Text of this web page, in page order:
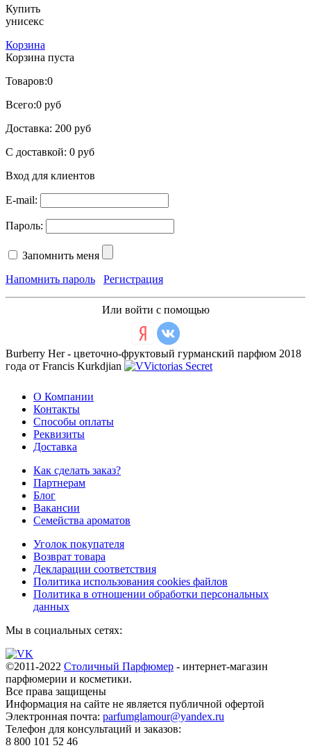
Купить
унисекс
Корзина
Корзина пуста
Товаров:0
Всего:0 руб
Доставка: 200 руб
С доставкой: 0 руб
Вход для клиентов
E-mail:
Пароль:
Запомнить меня
Напомнить пароль
Регистрация
Или войти с помощью
Burberry Her - цветочно-фруктовый гурманский парфюм 2018
года от Francis Kurkdjian
О Компании
Контакты
Способы оплаты
Реквизиты
Доставка
Как сделать заказ?
Партнерам
Блог
Вакансии
Семейства ароматов
Уголок покупателя
Возврат товара
Декларации соответствия
Политика использования cookies файлов
Политика в отношении обработки персональных
данных
Мы в социальных сетях:
©2011-2022 Столичный Парфюмер - интернет-магазин
парфюмерии и косметики.
Все права защищены
Информация на сайте не является публичной офертой
Электронная почта: parfumglamour@yandex.ru
Телефон для консультаций и заказов:
8 800 101 52 46